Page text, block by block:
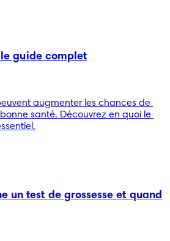
guide complet
augmenter les chances de
santé. Découvrez en quoi le
un test de grossesse et quand